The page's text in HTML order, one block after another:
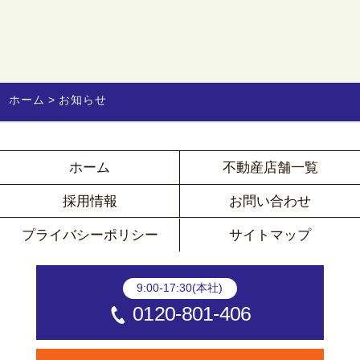
ホーム お知らせ
ホーム 不動産店舗一覧
採用情報 お問い合わせ
プライバシーポリシー サイトマップ
9:00-17:30(本社)
0120-801-406